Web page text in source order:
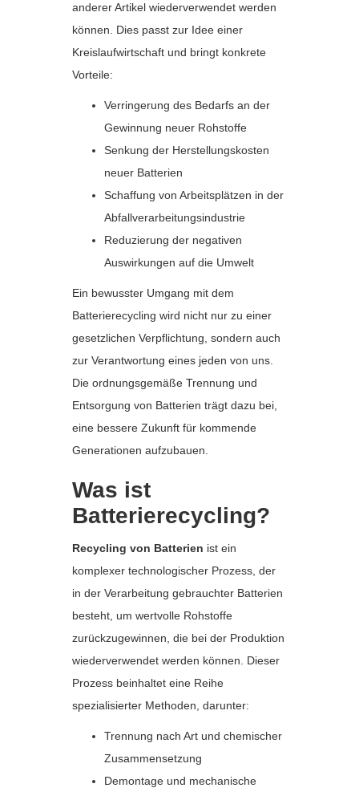
anderer Artikel wiederverwendet werden
können. Dies passt zur Idee einer
Kreislaufwirtschaft und bringt konkrete
Vorteile:
Verringerung des Bedarfs an der
Gewinnung neuer Rohstoffe
Senkung der Herstellungskosten
neuer Batterien
Schaffung von Arbeitsplätzen in der
Abfallverarbeitungsindustrie
Reduzierung der negativen
Auswirkungen auf die Umwelt
Ein bewusster Umgang mit dem
Batterierecycling wird nicht nur zu einer
gesetzlichen Verpflichtung, sondern auch
zur Verantwortung eines jeden von uns.
Die ordnungsgemäße Trennung und
Entsorgung von Batterien trägt dazu bei,
eine bessere Zukunft für kommende
Generationen aufzubauen.
Was ist
Batterierecycling?
Recycling von Batterien ist ein
komplexer technologischer Prozess, der
in der Verarbeitung gebrauchter Batterien
besteht, um wertvolle Rohstoffe
zurückzugewinnen, die bei der Produktion
wiederverwendet werden können. Dieser
Prozess beinhaltet eine Reihe
spezialisierter Methoden, darunter:
Trennung nach Art und chemischer
Zusammensetzung
Demontage und mechanische